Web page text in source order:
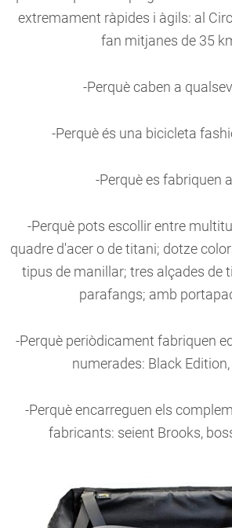
extremament ràpides i àgils: al
fan mitjanes de 35
-Perquè caben a
-Perquè és una bicicleta
-Perquè es fabriquen
-Perquè pots escollir entre
quadre d'acer o de titani; dotze
tipus de manillar; tres alçades de
parafangs; amb
-Perquè periòdicament fabriquen
numerades: Black Edition,
-Perquè encarreguen els
fabricants: seient Brooks,